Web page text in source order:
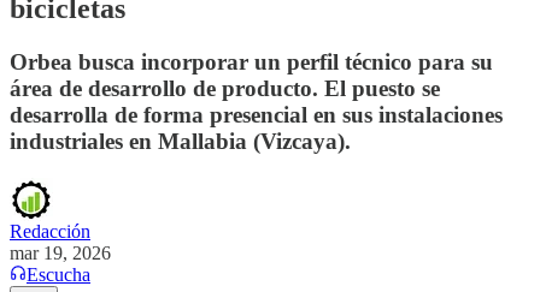
bicicletas
Orbea busca incorporar un perfil técnico para su
área de desarrollo de producto. El puesto se
desarrolla de forma presencial en sus instalaciones
industriales en Mallabia (Vizcaya).
Redacción
mar 19, 2026
Escucha